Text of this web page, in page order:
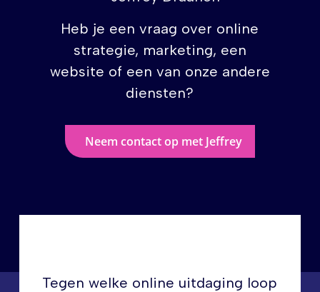
Heb je een vraag over online
strategie, marketing, een
website of een van onze andere
diensten?
Neem contact op met Jeffrey
Tegen welke online uitdaging loop